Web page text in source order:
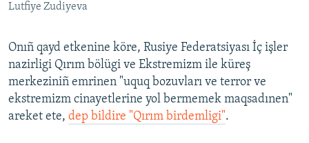
Lutfiye Zudiyeva
Onıñ qayd etkenine köre, Rusiye Federatsiyası İç işler
nazirligi Qırım bölügi ve Ekstremizm ile küreş
merkeziniñ emrinen "uquq bozuvları ve terror ve
ekstremizm cinayetlerine yol bermemek maqsadınen"
areket ete, dep bildire "Qırım birdemligi".